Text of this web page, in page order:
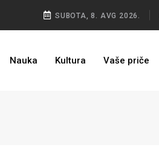
SUBOTA, 8. AVG 2026.
Nauka Kultura Vaše priče